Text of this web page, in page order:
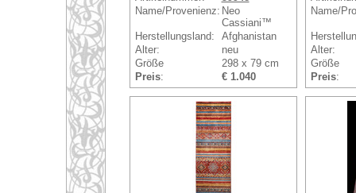
Name/Provenienz: Neo
Cassiani™
Herstellungsland:
Afghanistan
Alter:
neu
Größe
298 x 79 cm
Preis: € 1.040
Name/
Alter:
Größe
Preis: